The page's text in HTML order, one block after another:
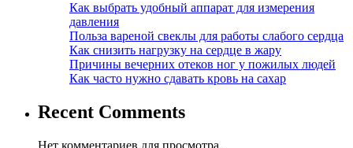
Как выбрать удобный аппарат для измерения
давления
Польза вареной свеклы для работы слабого сердца
Как снизить нагрузку на сердце в жару
Причины вечерних отеков ног у пожилых людей
Как часто нужно сдавать кровь на сахар
Recent Comments
Нет комментариев для просмотра.